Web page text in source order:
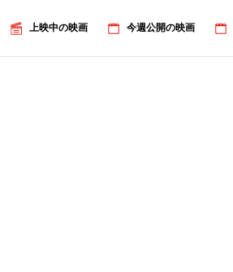
上映中の映画 今週公開の映画